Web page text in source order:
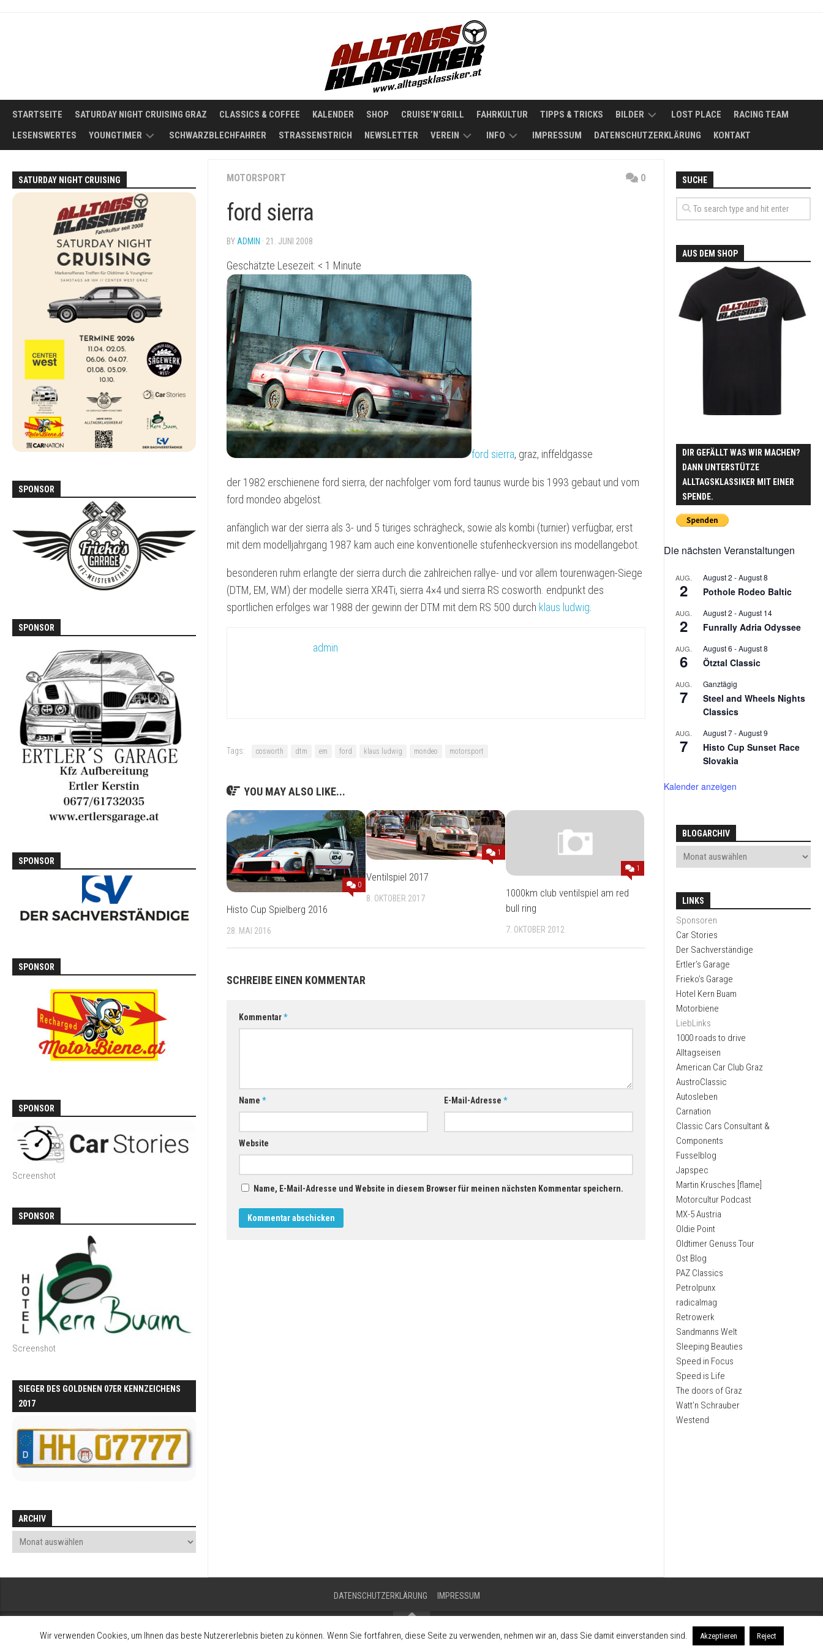
STARTSEITE SATURDAY NIGHT CRUISING GRAZ CLASSICS & COFFEE KALENDER SHOP CRUISE’N’GRILL FAHRKULTUR TIPPS & TRICKS BILDER
2008
2011
2025
2026
LOST PLACE
RACING TEAM
LESENSWERTES
YOUNGTIMER
WAS
IST
EIN
YOUNGTIMER?
DER
IDEALE
YOUNGTIMER
FÜR
DEN
ALLTAG
FORD
MAZDA
MX-
5
NA
MERCEDES
W123
MERCEDES
PAJERO
L040
VOLKSWAGEN
T3
VOLVO
740
SCHWARZBLECHFAHRER STRASSENSTRICH NEWSLETTER VEREIN INFO
–
DE
LUXE
VOLVO
–
323
MX-
V-
KAWASAKI
IMPRESSUM DATENSCHUTZERKLÄRUNG KONTAKT
MOTORSPORT 0
ford sierra
BY ADMIN · 21. JUNI 2008
Geschätzte Lesezeit: < 1 Minute
ford sierra, graz, inffeldgasse
der 1982 erschienene ford sierra, der nachfolger vom ford taunus wurde bis 1993 gebaut und vom
ford mondeo abgelöst.
anfänglich war der sierra als 3- und 5 türiges schrägheck, sowie als kombi (turnier) verfügbar, erst
mit dem modelljahrgang 1987 kam auch eine konventionelle stufenheckversion ins modellangebot.
besonderen ruhm erlangte der sierra durch die zahlreichen rallye- und vor allem tourenwagen-Siege
(DTM, EM, WM) der modelle sierra XR4Ti, sierra 4×4 und sierra RS cosworth . endpunkt des
sportlichen erfolges war 1988 der gewinn der DTM mit dem RS 500 durch klaus ludwig
admin
Tags: cosworth dtm em ford klaus ludwig mondeo motorsport
YOU MAY ALSO LIKE...
0
Histo Cup Spielberg 2016
28. MAI 2016
1
Ventilspiel 2017
8. OKTOBER 2017
1
1000km club ventilspiel am red
bull ring
7. OKTOBER 2012
SCHREIBE EINEN KOMMENTAR
Kommentar*
Name * E-Mail-Adresse *
Website
Name, E-Mail-Adresse und Website in diesem Browser für meinen nächsten Kommentar speichern.
SATURDAY NIGHT CRUISING
SPONSOR
SPONSOR
SPONSOR
SPONSOR
SPONSOR
Screenshot
SPONSOR
Screenshot
SIEGER DES GOLDENEN 07ER KENNZEICHENS
2017
ARCHIV
SUCHE
AUS DEM SHOP
DIR GEFÄLLT WAS WIR MACHEN?
DANN UNTERSTÜTZE
ALLTAGSKLASSIKER MIT EINER
SPENDE.
Die nächsten Veranstaltungen
AUG.
2
August 2 -August 8
Pothole Rodeo Baltic
AUG.
2
August 2 -August 14
Funrally Adria Odyssee
AUG.
6
August 6 -August 8
Ötztal Classic
AUG.
7
Ganztägig
Steel and Wheels Nights
Classics
AUG.
7
August 7-August 9
Histo Cup Sunset Race
Slovakia
Kalender anzeigen
BLOGARCHIV
LINKS
Sponsoren
Car Stories
Der Sachverständige
Ertler’s Garage
Frieko’s Garage
Hotel Kern Buam
Motorbiene
LiebLinks
1000 roads to drive
Alltagseisen
American Car Club Graz
AustroClassic
Autosleben
Carnation
Classic Cars Consultant &
Components
Fusselblog
Japspec
Martin Krusches [flame]
Motorcultur Podcast
MX-5 Austria
Oldie Point
Oldtimer Genuss Tour
Ost Blog
PAZ Classics
Petrolpunx
radicalmag
Retrowerk
Sandmanns Welt
Sleeping Beauties
Speed in Focus
Speed is Life
The doors of Graz
Watt’n Schrauber
Westend
DATENSCHUTZERKLÄRUNG IMPRESSUM
2008-2026 Alltagsklassiker - Interessengemeinschaft zum Erhalt und Förderung der Fahrzeugkultur und
Wir verwenden Cookies, um Ihnen das beste Nutzererlebnis bieten zu können. Wenn Sie fortfahren, diese Seite zu verwenden, nehmen wir an, dass Sie damit einverstanden sind. Akzeptieren Reject